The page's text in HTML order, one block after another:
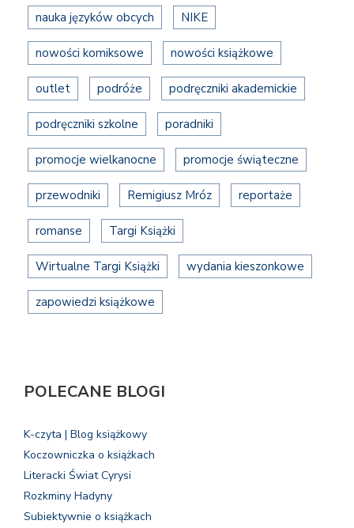
nauka języków obcych NIKE
nowości komiksowe nowości książkowe
outlet podróże podręczniki akademickie
podręczniki szkolne poradniki
promocje wielkanocne promocje świąteczne
przewodniki Remigiusz Mróz reportaże
romanse Targi Książki
Wirtualne Targi Książki wydania kieszonkowe
zapowiedzi książkowe
POLECANE BLOGI
K-czyta | Blog książkowy
Koczowniczka o książkach
Literacki Świat Cyrysi
Rozkminy Hadyny
Subiektywnie o książkach